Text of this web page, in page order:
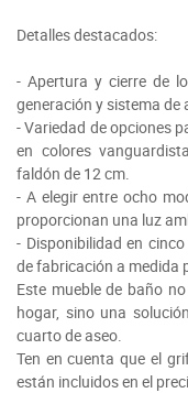
Detalles destacados:
- Apertura y cierre de
generación y sistema de
- Variedad de opciones
en colores
faldón de 12 cm.
- A elegir entre ocho
proporcionan una luz
- Disponibilidad en
de fabricación a medida
Este mueble de baño
hogar, sino una
cuarto de aseo.
Ten en cuenta que el
están incluidos en el